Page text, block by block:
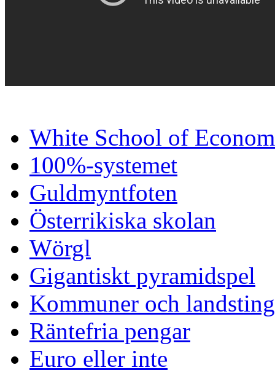
White School of
100%-systemet
Guldmyntfoten
Österrikiska skolan
Wörgl
Gigantiskt pyramidspel
Kommuner och
Räntefria pengar
Euro eller inte